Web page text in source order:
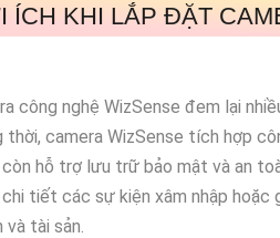
ÍCH KHI LẮP ĐẶT
công nghệ WizSense đem lại
camera WizSense tích hợp
còn hỗ trợ lưu trữ bảo mật và an
tiết các sự kiện xâm nhập
tài sản.